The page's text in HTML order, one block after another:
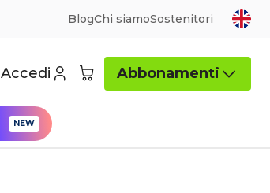
BlogChi siamoSostenitori
Accedi Abbonamenti